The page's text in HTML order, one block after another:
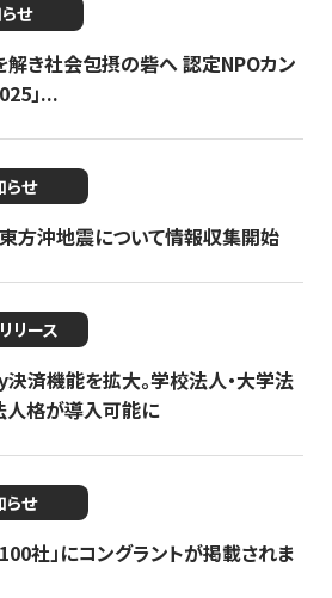
せ
解き社会包摂の砦へ 認定NPOカン
」...
らせ
方沖地震について情報収集開始
リース
決済機能を拡大。学校法人・大学法
人格が導入可能に
らせ
社」にコングラントが掲載されま